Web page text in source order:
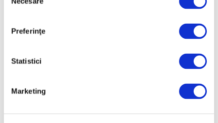
consimțământului
Preferinţe
Statistici
Marketing
Decembrie 2025
Octombrie 2025
August 2025